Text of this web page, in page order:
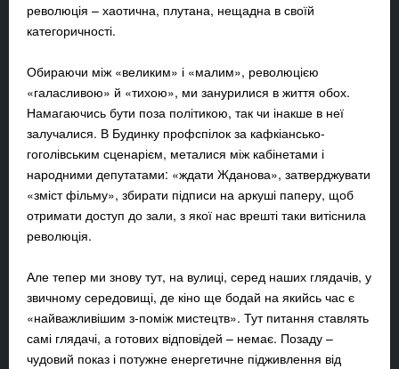
революція – хаотична, плутана, нещадна в своїй
категоричності.
Обираючи між «великим» і «малим», революцією
«галасливою» й «тихою», ми занурилися в життя обох.
Намагаючись бути поза політикою, так чи інакше в неї
залучалися. В Будинку профспілок за кафкіансько-
гоголівським сценарієм, металися між кабінетами і
народними депутатами: «ждати Жданова», затверджувати
«зміст фільму», збирати підписи на аркуші паперу, щоб
отримати доступ до зали, з якої нас врешті таки витіснила
революція.
Але тепер ми знову тут, на вулиці, серед наших глядачів, у
звичному середовищі, де кіно ще бодай на якийсь час є
«найважливішим з-поміж мистецтв». Тут питання ставлять
самі глядачі, а готових відповідей – немає. Позаду –
чудовий показ і потужне енергетичне підживлення від